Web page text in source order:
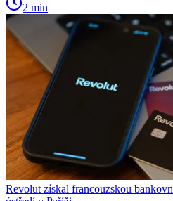
2 min
Revolut získal francouzskou